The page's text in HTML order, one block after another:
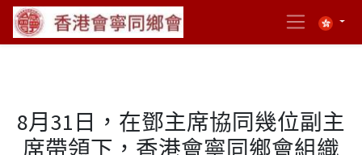
8月31日，在鄧主席協同幾位副主
席帶領下，香港會寧同鄉會組織